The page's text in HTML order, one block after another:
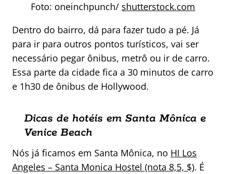
Foto: oneinchpunch/ shutterstock.com
Dentro do bairro, dá para fazer tudo a pé. Já
para ir para outros pontos turísticos, vai ser
necessário pegar ônibus, metrô ou ir de carro.
Essa parte da cidade fica a 30 minutos de carro
e 1h30 de ônibus de Hollywood.
Dicas de hotéis em Santa Mônica e
Venice Beach
Nós já ficamos em Santa Mônica, no HI Los
Angeles – Santa Monica Hostel (nota 8,5, $). É